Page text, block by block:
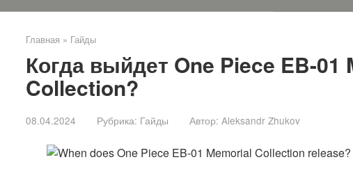
Главная » Гайды
Когда выйдет One Piece EB-01
Collection?
08.04.2024 Рубрика: Гайды Автор: Aleksandr Zhukov